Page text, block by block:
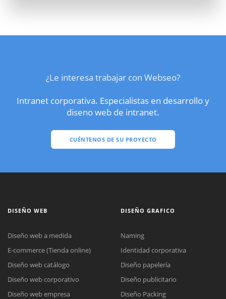
¿Le interesa trabajar con Webseo?
Intranet corporativa. Especialistas en desarrollo y
diseno web de intranet.
CUÉNTENOS DE SU PROYECTO
DISEÑO WEB
Diseño web a medida
E-commerce (Tienda online)
Diseño web catálogo
Diseño web corporativo
Diseño web empresa
DISEÑO GRAFICO
Naming
Identidad corporativa
Diseño papelería
Diseño publicitario
Diseño Packing